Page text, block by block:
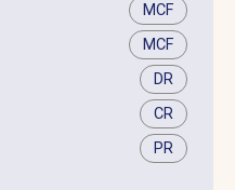
MCF
MCF
DR
CR
PR